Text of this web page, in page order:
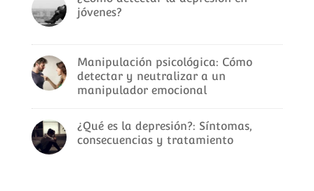
jóvenes?
Manipulación psicológica: Cómo
detectar y neutralizar a un
manipulador emocional
¿Qué es la depresión?: Síntomas,
consecuencias y tratamiento